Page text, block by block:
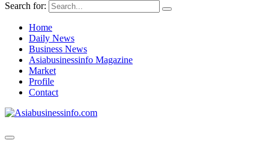
Search for:
Home
Daily News
Business News
Asiabusinessinfo Magazine
Market
Profile
Contact